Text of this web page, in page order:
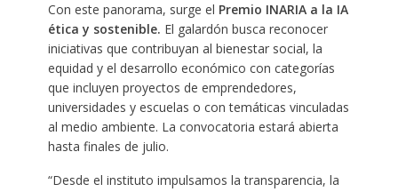
Con este panorama, surge el Premio INARIA a la IA
ética y sostenible. El galardón busca reconocer
iniciativas que contribuyan al bienestar social, la
equidad y el desarrollo económico con categorías
que incluyen proyectos de emprendedores,
universidades y escuelas o con temáticas vinculadas
al medio ambiente. La convocatoria estará abierta
hasta finales de julio.
“Desde el instituto impulsamos la transparencia, la